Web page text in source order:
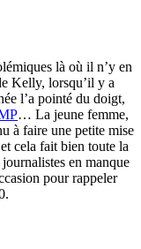
là où il n’y en
Kelly, lorsqu’il y a
l’a pointé du doigt,
… La jeune femme,
à faire une petite mise
cela fait bien toute la
en manque
pour rappeler